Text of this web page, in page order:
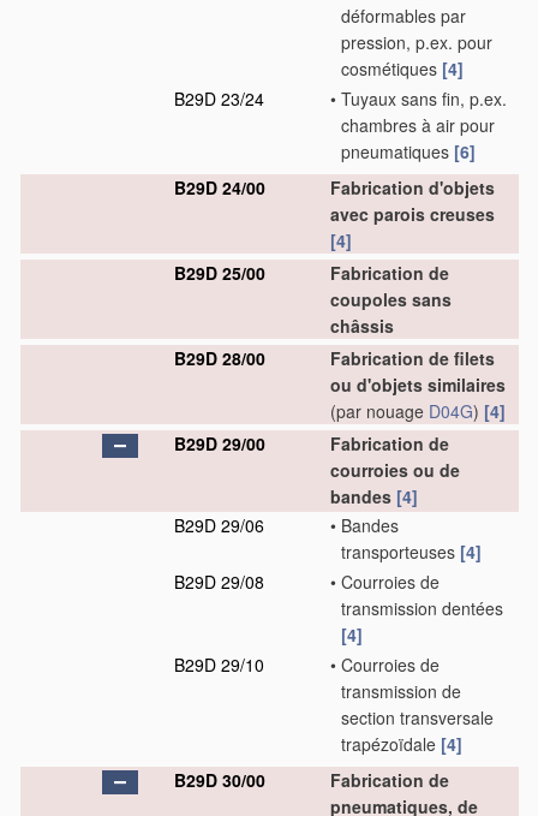
déformables par
pression, p.ex. pour
cosmétiques [4]
B29D 23/24
• Tuyaux sans fin, p.ex.
chambres à air pour
pneumatiques [6]
B29D 24/00
Fabrication d'objets
avec parois creuses
[4]
B29D 25/00
Fabrication de
coupoles sans
châssis
B29D 28/00
Fabrication de filets
ou d'objets similaires
(par nouage D04G) [4]
B29D 29/00
Fabrication de
courroies ou de
bandes [4]
B29D 29/06
• Bandes
transporteuses [4]
B29D 29/08
• Courroies de
transmission dentées
[4]
B29D 29/10
• Courroies de
transmission de
section transversale
trapézoïdale [4]
B29D 30/00
Fabrication de
pneumatiques, de